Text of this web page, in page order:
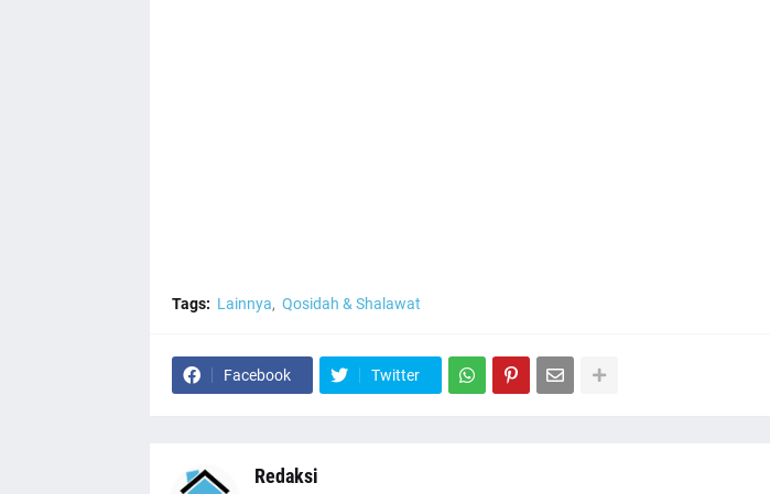
Tags: Lainnya Qosidah & Shalawat
Facebook Twitter
Redaksi